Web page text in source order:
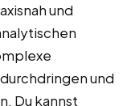
und
und
Du kannst